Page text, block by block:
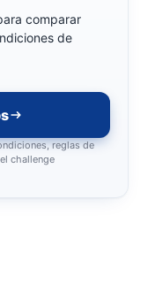
comparar
de
reglas de
challenge